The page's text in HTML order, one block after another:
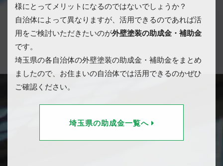
様にとってメリットになるのではないでしょうか？
自治体によって異なりますが、活用できるのであれば活
用をご検討いただきたいのが外壁塗装の助成金・補助金
です。
埼玉県の各自治体の外壁塗装の助成金・補助金をまとめ
ましたので、お住まいの自治体では活用できるのかぜひ
ご確認ください。
埼玉県の助成金一覧へ